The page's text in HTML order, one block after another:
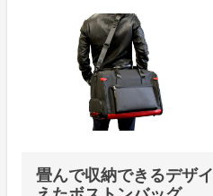
畳んで収納できるデザ